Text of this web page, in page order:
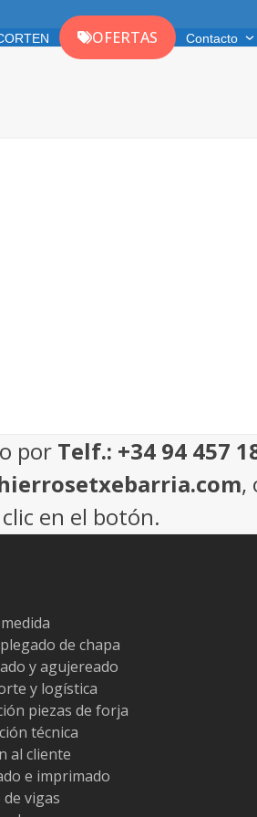
OFERTAS Contacto
por Telf.: +34 94 457
,
en el botón.
de chapa
y agujereado
y logística
piezas de forja
técnica
al cliente
e imprimado
vigas